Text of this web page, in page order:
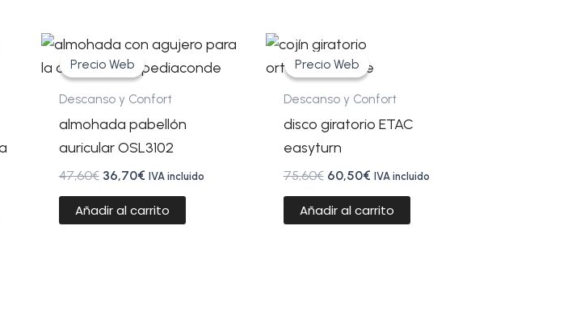
producto
Precio Web
Precio Web
Descanso y Confort
almohada pabellón
auricular OSL3102
47,60€
El
precio
original
47,60€.
36,70€
El
precio
actual
es:
36,70€.
IVA incluido
Añadir al carrito
Precio Web
Precio Web
Descanso y Confort
disco giratorio ETAC
easyturn
75,60€
El
precio
original
75,60€.
60,50€
actual
es:
60,50€.
IVA incluido
Añadir al carrito